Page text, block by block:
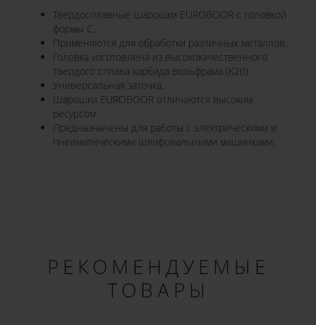
Твердосплавные шарошки EUROBOOR с головкой
формы C.
Применяются для обработки различных металлов.
Головка изготовлена из высококачественного
твердого сплава карбида вольфрама (K20).
Универсальная заточка.
Шарошки EUROBOOR отличаются высоким
ресурсом.
Предназначены для работы с электрическими и
пневматическими шлифовальными машинками.
РЕКОМЕНДУЕМЫЕ
ТОВАРЫ